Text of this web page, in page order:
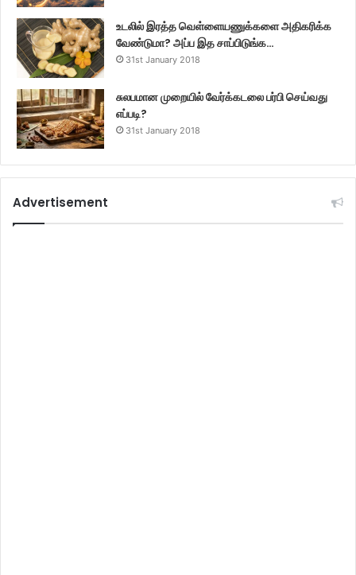
உடலில் இரத்த வெள்ளையணுக்களை அதிகரிக்க
வேண்டுமா? அப்ப இத சாப்பிடுங்க…
31st January 2018
சுலபமான முறையில் வேர்க்கடலை பர்பி செய்வது
எப்படி?
31st January 2018
Advertisement